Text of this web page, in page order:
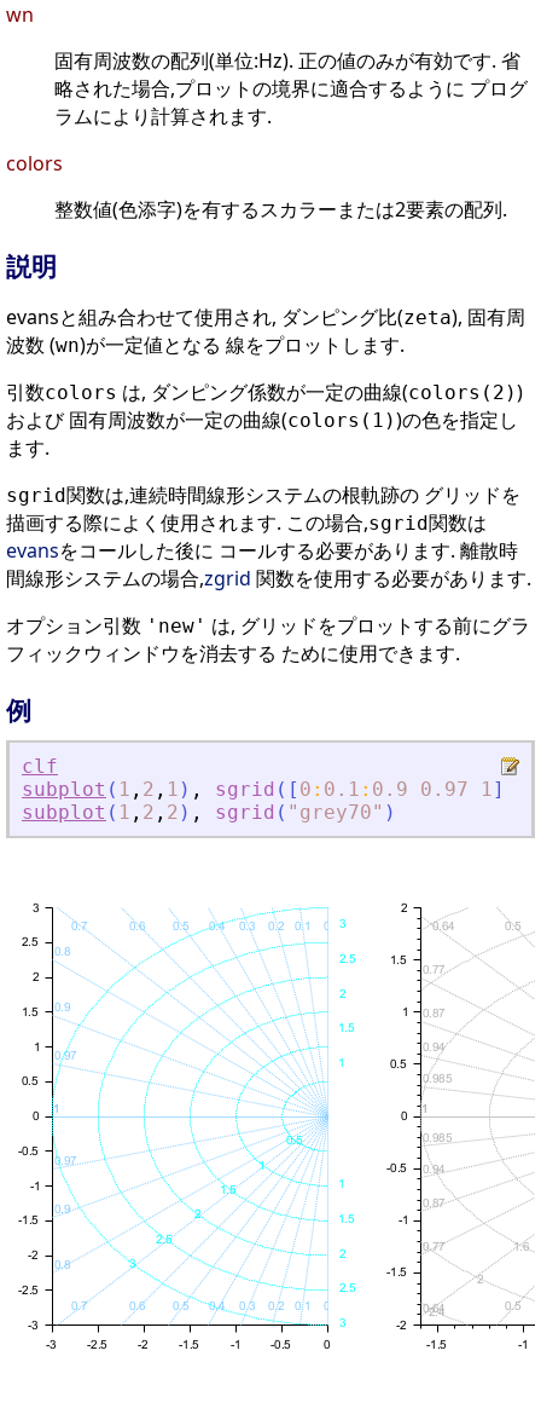
wn
固有周波数の配列(単位:Hz). 正の値のみが有効です. 省
略された場合,プロットの境界に適合するように プログ
ラムにより計算されます.
colors
整数値(色添字)を有するスカラーまたは2要素の配列.
説明
evansと組み合わせて使用され, ダンピング比(zeta), 固有周
波数 (wn)が一定値となる 線をプロットします.
引数colors は, ダンピング係数が一定の曲線(colors(2))
および 固有周波数が一定の曲線(colors(1))の色を指定し
ます.
sgrid関数は,連続時間線形システムの根軌跡の グリッドを
描画する際によく使用されます. この場合,sgrid関数は
evansをコールした後に コールする必要があります. 離散時
間線形システムの場合,zgrid 関数を使用する必要があります.
オプション引数 'new' は, グリッドをプロットする前にグラ
フィックウィンドウを消去する ために使用できます.
例
clf
subplot ( 1 , 2 , 1 ) , sgrid ( [ 0 : 0.1 : 0.9 0.97 1]
subplot ( 1 , 2 , 2 ) , sgrid ( " grey70" )